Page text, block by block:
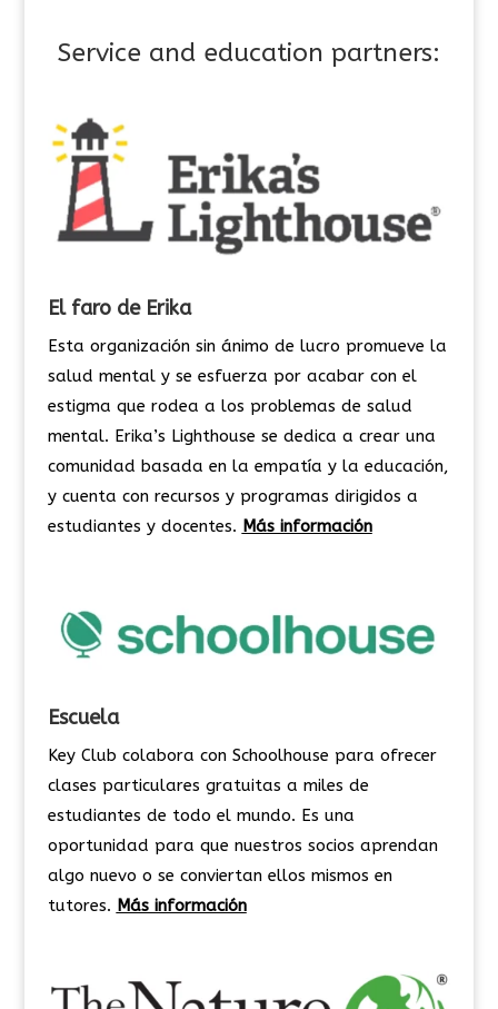
Service and education partners:
El faro de Erika
Esta organización sin ánimo de lucro promueve la
salud mental y se esfuerza por acabar con el
estigma que rodea a los problemas de salud
mental. Erika’s Lighthouse se dedica a crear una
comunidad basada en la empatía y la educación,
y cuenta con recursos y programas dirigidos a
estudiantes y docentes. Más información
Escuela
Key Club colabora con Schoolhouse para ofrecer
clases particulares gratuitas a miles de
estudiantes de todo el mundo. Es una
oportunidad para que nuestros socios aprendan
algo nuevo o se conviertan ellos mismos en
tutores. Más información